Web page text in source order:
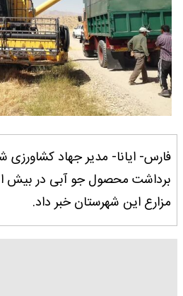
فارس- ایانا- مدیر جهاد کشاورزی
برداشت محصول جو آبی در بیش از
مزارع این شهرستان خبر داد.